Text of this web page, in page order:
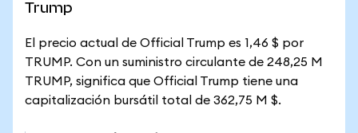
Trump
El precio actual de Official Trump es 1,46 $ por
TRUMP. Con un suministro circulante de 248,25 M
TRUMP, significa que Official Trump tiene una
capitalización bursátil total de 362,75 M $.